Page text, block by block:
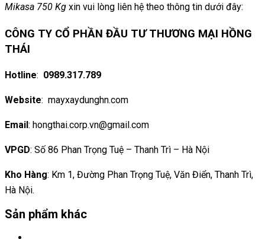
Mikasa 750 Kg xin vui lòng liên hệ theo thông tin dưới đây:
CÔNG TY CỔ PHẦN ĐẦU TƯ THƯƠNG MẠI HỒNG
THÁI
Hotline: 0989.317.789
Website: mayxaydunghn.com
Email : hongthai.corp.vn@gmail.com
VPGD: Số 86 Phan Trọng Tuệ – Thanh Trì – Hà Nội
Kho Hàng: Km 1, Đường Phan Trọng Tuệ, Văn Điển, Thanh Trì,
Hà Nội.
Sản phẩm khác